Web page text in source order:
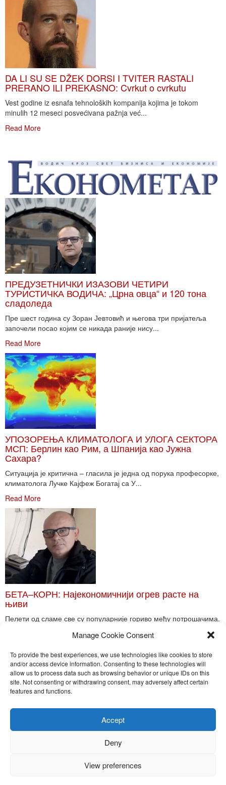
Manage Cookie Consent
To provide the best experiences, we use technologies like cookies to store
and/or access device information. Consenting to these technologies will
allow us to process data such as browsing behavior or unique IDs on this
site. Not consenting or withdrawing consent, may adversely affect certain
features and functions.
Accept
Deny
View preferences
DA LI SU SE DŽEK DORSI I TVITER RASTALI
PRERANO ILI PREKASNO: Cvrkut o cvrkutu
Vest godine iz esnafa tehnoloških kompanija kojima je tokom
minulih 12 meseci posvećivana pažnja već...
Read More
ПРЕДУЗЕТНИЧКИ ИЗАЗОВИ ЧЕТИРИ
ТУРИСТИЧКА ВОДИЧА: „Црна овца“ и 120 тона
сладоледа
Пре шест година су Зоран Јевтовић и његова три пријатеља
започели посао којим се никада раније нису...
Read More
УПОЗОРЕЊА КЛИМАТОЛОГА И УЛОГА СЕКТОРА
МСП: Берлин као Рим, а Шпанија као Јужна
Сахара?
Ситуација је критична – гласила је једна од порука професорке,
климатолога Лучке Кајфеж Богатај са У...
Read More
БЕТА–КОРН: Најекономичнији огрев расте на
њиви
Пелети од сламе све су популарније гориво међу потрошачима.
Toggle
Nira Press d.o.o.
Sadržaj ovog sajta je zakonom zaštićena intelektualna svojina
kopiranje, objavljivanje celine ili delova bilo kog proizvoda NiraPress